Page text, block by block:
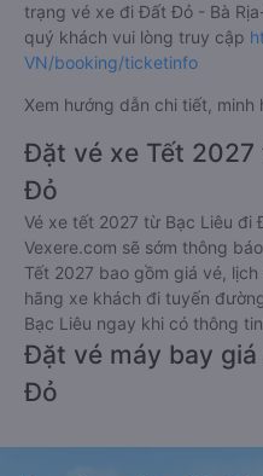
trạng vé xe đi Đất Đỏ - Bà
quý khách vui lòng truy cập
VN/booking/ticketinfo
Xem hướng dẫn chi tiết, minh
Đặt vé xe Tết
Đỏ
Vé xe tết 2027 từ Bạc Liêu
Vexere.com sẽ sớm thông
Tết 2027 bao gồm giá vé,
hãng xe khách đi tuyến
Bạc Liêu ngay khi có thông
Đặt vé máy bay
Đỏ